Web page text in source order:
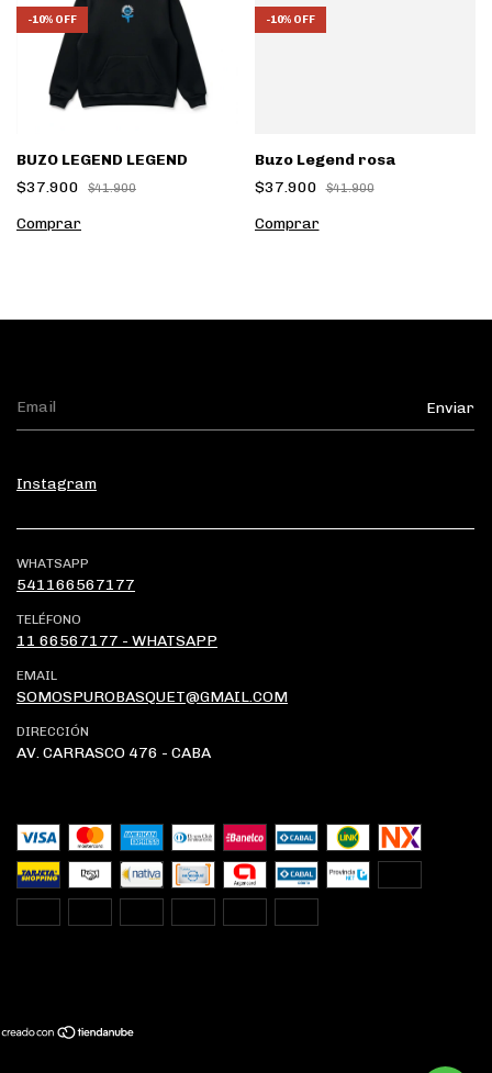
-10% OFF
BUZO LEGEND LEGEND
$37.900
$41.900
Comprar
-10% OFF
Buzo Legend rosa
$37.900
$41.900
Comprar
Instagram
WHATSAPP
541166567177
TELÉFONO
11 66567177 - WHATSAPP
EMAIL
SOMOSPUROBASQUET@GMAIL.COM
DIRECCIÓN
AV. CARRASCO 476 - CABA